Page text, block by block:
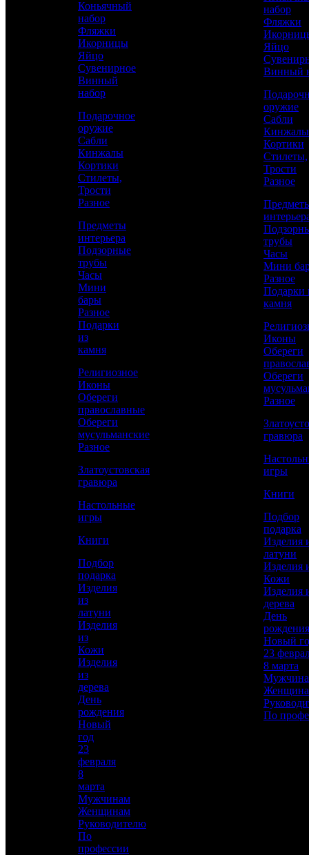
Аристократ
Кинжалы
110 100 р.
Сравнить товар
Рассчитать доставку СДЭК
РАССЧИТАТЬ
Длина клинка
Ширина клинка
Токарные, Слесарные, Полировка, Рисовка
кистью, Гравирование по лаку, Травление,
Подрезка штихелем, Никелирование,
Латунь, Никель, Золото
Для добавления товара в избранное, пожалуйста,
АВТОРИЗОВАТЬСЯ ОТМЕНА
Коньячный
набор
Фляжки
Икорницы
Яйцо
Сувенирное
Винный
набор
Подарочное
оружие
Сабли
Кинжалы
Кортики
Стилеты,
Трости
Разное
Предметы
интерьера
Подзорные
трубы
Часы
Мини
бары
Разное
Подарки
из
камня
Религиозное
Иконы
Обереги
православные
Обереги
мусульманские
Разное
Златоустовская
гравюра
Настольные
игры
Книги
Подбор
подарка
Изделия
из
латуни
Изделия
из
Кожи
Изделия
из
дерева
День
рождения
Новый
год
23
февраля
8
марта
Мужчинам
Женщинам
Руководителю
По
профессии
набор
Фляжки
Яйцо
Винный
оружие
Сабли
Кинжалы
Кортики
Стилеты,
Трости
Разное
трубы
Часы
Мини
Разное
Подарки
камня
Иконы
Обереги
Обереги
Разное
гравюра
игры
Книги
Подбор
подарка
Изделия
латуни
Изделия
Кожи
Изделия
дерева
День
рождения
Новый
23
8 марта
По